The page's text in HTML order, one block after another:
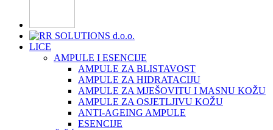
LICE
AMPULE I ESENCIJE
AMPULE ZA BLISTAVOST
AMPULE ZA HIDRATACIJU
AMPULE ZA MJEŠOVITU I MASNU KOŽU
AMPULE ZA OSJETLJIVU KOŽU
ANTI-AGEING AMPULE
ESENCIJE